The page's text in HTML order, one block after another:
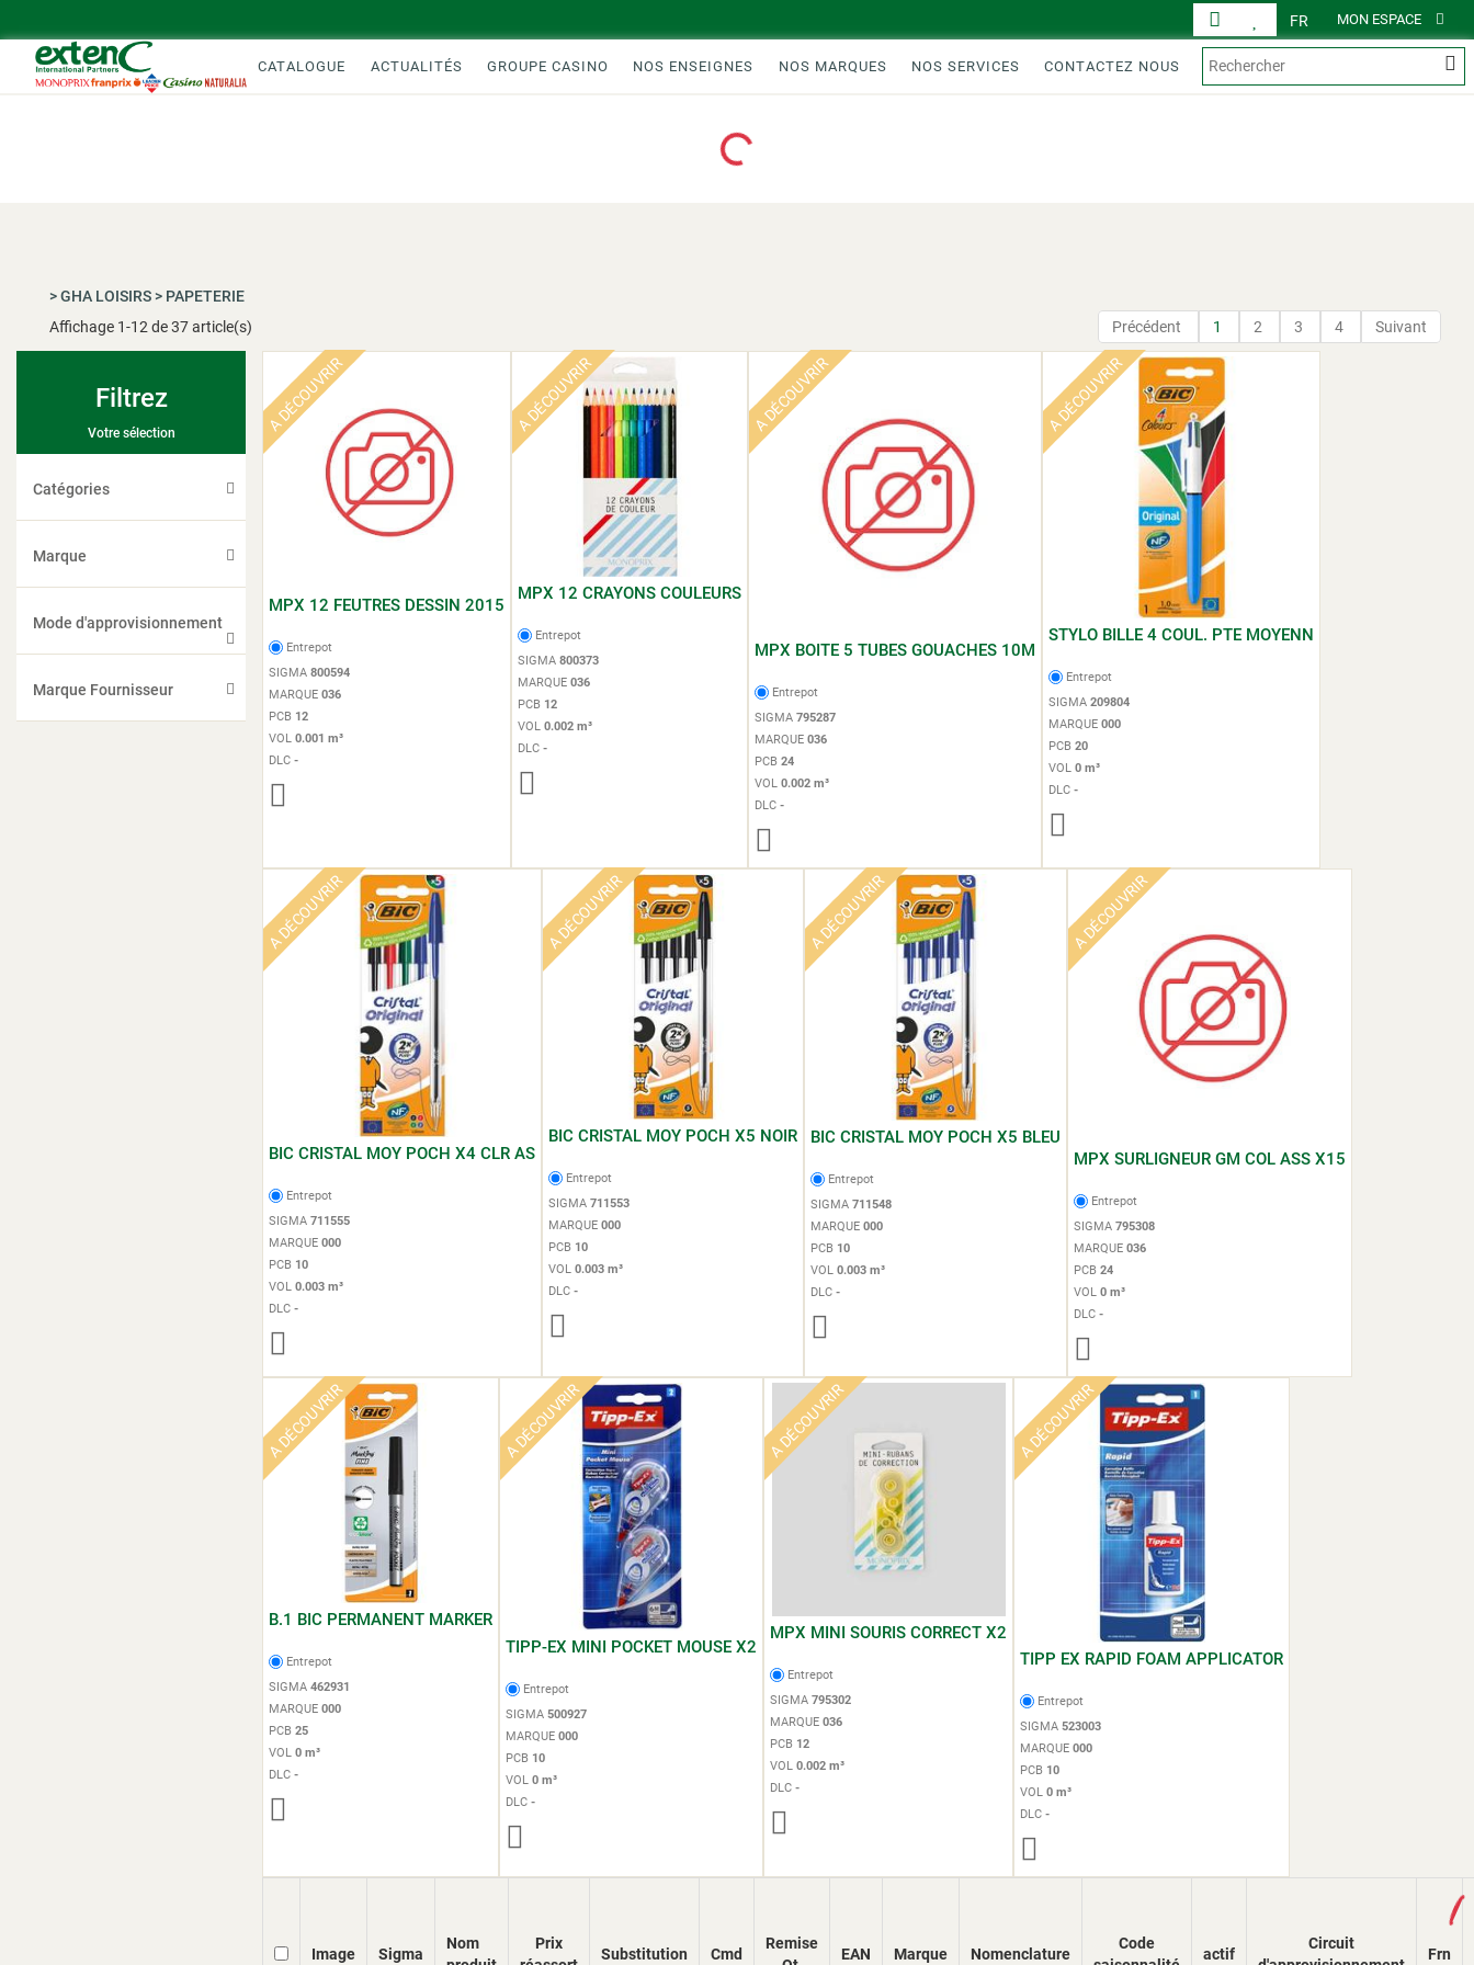
MON ESPACE
FR
CATALOGUE ACTUALITÉS GROUPE CASINO NOS ENSEIGNES NOS MARQUES NOS SERVICES CONTACTEZ NOUS
Loading...
>GHA LOISIRS> PAPETERIE
Affichage 1-12 de 37 article(s) Précédent 1 2 3 4 Suivant
Filtrez
Votre sélection
Catégories
Marque
Mode d'approvisionnement
Marque Fournisseur
A DÉCOUVRIR
MPX 12 FEUTRES DESSIN 2015
Entrepot
SIGMA 800594
MARQUE 036
PCB 12
VOL 0.001 m³
DLC -
A DÉCOUVRIR
MPX 12 CRAYONS COULEURS
Entrepot
SIGMA 800373
MARQUE 036
PCB 12
VOL 0.002 m³
DLC -
A DÉCOUVRIR
MPX BOITE 5 TUBES GOUACHES 10M
Entrepot
SIGMA 795287
MARQUE 036
PCB 24
VOL 0.002 m³
DLC -
A DÉCOUVRIR
STYLO BILLE 4 COUL. PTE MOYENN
Entrepot
SIGMA 209804
MARQUE 000
PCB 20
VOL 0 m³
DLC -
A DÉCOUVRIR
BIC CRISTAL MOY POCH X4 CLR AS
Entrepot
SIGMA 711555
MARQUE 000
PCB 10
VOL 0.003 m³
DLC -
A DÉCOUVRIR
BIC CRISTAL MOY POCH X5 NOIR
Entrepot
SIGMA 711553
MARQUE 000
PCB 10
VOL 0.003 m³
DLC -
A DÉCOUVRIR
BIC CRISTAL MOY POCH X5 BLEU
Entrepot
SIGMA 711548
MARQUE 000
PCB 10
VOL 0.003 m³
DLC -
A DÉCOUVRIR
MPX SURLIGNEUR GM COL ASS X15
Entrepot
SIGMA 795308
MARQUE 036
PCB 24
VOL 0 m³
DLC -
A DÉCOUVRIR
B.1 BIC PERMANENT MARKER
Entrepot
SIGMA 462931
MARQUE 000
PCB 25
VOL 0 m³
DLC -
A DÉCOUVRIR
TIPP-EX MINI POCKET MOUSE X2
Entrepot
SIGMA 500927
MARQUE 000
PCB 10
VOL 0 m³
DLC -
A DÉCOUVRIR
MPX MINI SOURIS CORRECT X2
Entrepot
SIGMA 795302
MARQUE 036
PCB 12
VOL 0.002 m³
DLC -
A DÉCOUVRIR
TIPP EX RAPID FOAM APPLICATOR
Entrepot
SIGMA 523003
MARQUE 000
PCB 10
VOL 0 m³
DLC -
Image Sigma
Nom
Prix
Substitution Cmd
Remise
EAN Marque Nomenclature
Code
actif
Circuit
Frn
Loading...